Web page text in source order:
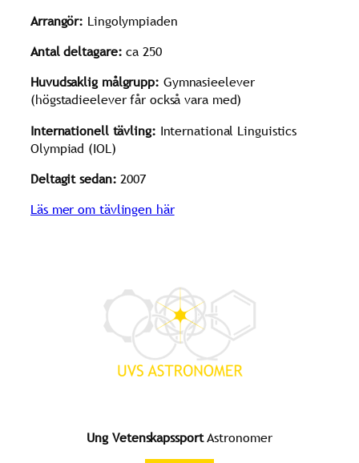
Arrangör: Lingolympiaden
Antal deltagare: ca 250
Huvudsaklig målgrupp: Gymnasieelever
(högstadieelever får också vara med)
Internationell tävling: International Linguistics
Olympiad (IOL)
Deltagit sedan: 2007
Läs mer om tävlingen här
Ung VetenskapssportAstronomer